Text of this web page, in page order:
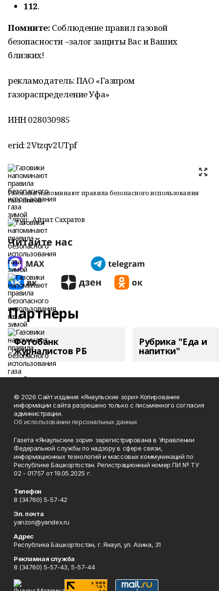
112.
Помните: Соблюдение правил газовой
безопасности –залог защиты Вас и Ваших
близких!
рекламодатель: ПАО «Газпром
газораспределение Уфа»
ИНН 028030985
erid: 2Vtzqv2UTpf
Газовики напоминают правила безопасного использования
газа зимой
Автор: Айрат Сахратов
Читайте нас
Партнеры
Фотобанк
журналистов РБ
Рубрика "Еда и
напитки"
© 2026 Сайт издания «Янаульские зори» Копирование
информации сайта разрешено только с письменного согласия
администрации.
Об использовании персональных данных
Газета «Янаульские зори» зарегистрирована в Управлении
Федеральной службы по надзору в сфере связи,
информационных технологий и массовых коммуникаций по
Республике Башкортостан. Регистрационный номер ПИ № ТУ
02 - 01757 от 19.05.2025 г.
Телефон
8 (34760) 5-57-42
Эл. почта
yanzori@yandex.ru
Адрес
Республика Башкортостан, г. Янаул, ул. Азина, 31
Рекламная служба
8 (34760) 5-57-43, 5-57-44